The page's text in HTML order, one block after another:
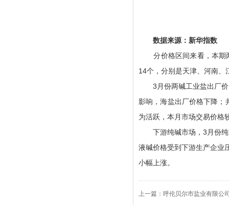
数据来源：新华指数
分价格区间来看，本期两
14个，分别是天津、河南、
3月份两碱工业盐出厂价
影响，海盐出厂价格下降；
为活跃，本月市场交易价格
下游纯碱市场，3月份
液碱价格受到下游生产企业
小幅上涨。
上一篇： 呼伦贝尔市盐业有限公